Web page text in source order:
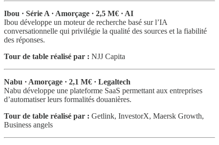
Ibou · Série A · Amorçage · 2,5 M€ · AI
Ibou développe un moteur de recherche basé sur l’IA
conversationnelle qui privilégie la qualité des sources et la fiabilité
des réponses.
Tour de table réalisé par : NJJ Capita
Nabu · Amorçage · 2,1 M€ · Legaltech
Nabu développe une plateforme SaaS permettant aux entreprises
d’automatiser leurs formalités douanières.
Tour de table réalisé par : Getlink, InvestorX, Maersk Growth,
Business angels